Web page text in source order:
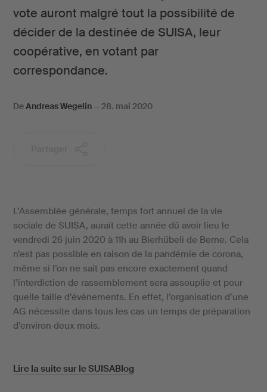
vote auront malgré tout la possibilité de
décider de la destinée de SUISA, leur
coopérative, en votant par
correspondance.
DeAndreas Wegelin—28. mai 2020
L’Assemblée générale, temps fort annuel de la vie
sociale de SUISA, aurait cette année dû avoir lieu le
vendredi 26 juin 2020 à 11h au Bierhübeli de Berne. Cela
n’est pas possible en raison de la pandémie de corona,
même si l’on ne sait pas encore exactement quand
l’interdiction de rassemblement sera assouplie et pour
quelle taille d’événements. En effet, l’organisation d’une
AG nécessite dans tous les cas un temps de préparation
d’environ deux mois.
Lire la suite sur le SUISABlog